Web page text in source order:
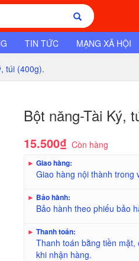
TIN TỨC MẠNG XÃ HỘI
túi (400g).
Bột năng-Tài Ký,
15.500₫ Còn hàng
► Giao hàng:
Giao hàng nội thành trong
► Bảo hành:
Bảo hành theo phiếu bảo
► Thanh toán:
Thanh toán bằng tiền
khi nhận hàng.